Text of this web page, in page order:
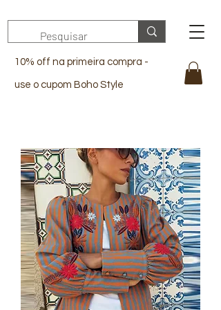
10% off na primeira compra -
use o cupom Boho Style